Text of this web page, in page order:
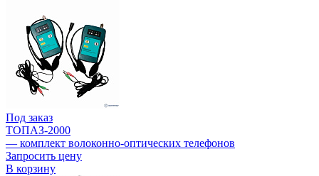
Под заказ
ТОПАЗ-2000
— комплект волоконно-оптических телефонов
Запросить цену
В корзину